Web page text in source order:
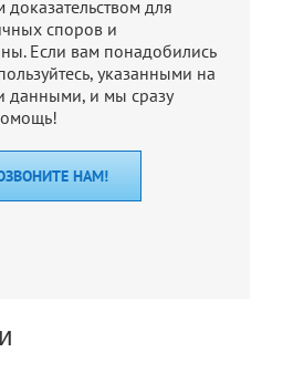
доказательством для
споров и
Если вам понадобились
указанными на
данными, и мы сразу
НАМ!